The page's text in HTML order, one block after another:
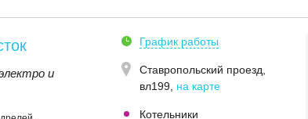
и
График работы
Ставропольский проезд,
вл199 на карте
Котельники